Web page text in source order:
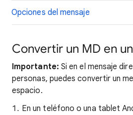
Opciones del mensaje
Convertir un MD en
Importante: Si en el mensaje
personas, puedes convertir un
espacio.
En un teléfono o una tablet